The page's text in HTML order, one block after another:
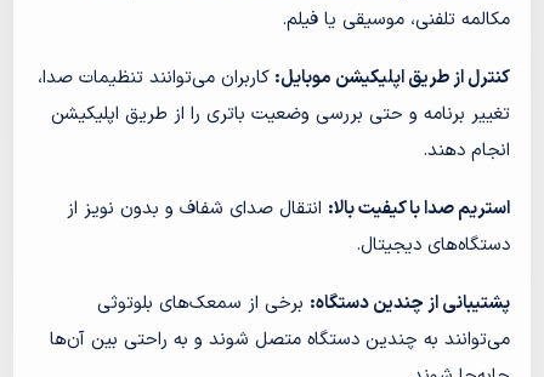
مکالمه تلفنی، موسیقی یا فیلم.
کنترل از طریق اپلیکیشن موبایل: کاربران می‌توانند تنظیمات صدا،
تغییر برنامه و حتی بررسی وضعیت باتری را از طریق اپلیکیشن
انجام دهند.
استریم صدا با کیفیت بالا: انتقال صدای شفاف و بدون نویز از
دستگاه‌های دیجیتال.
پشتیبانی از چندین دستگاه: برخی از سمعک‌های بلوتوثی
می‌توانند به چندین دستگاه متصل شوند و به راحتی بین آن‌ها